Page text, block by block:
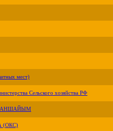
мест)
Сельского хозяйства РФ
(ОКС)